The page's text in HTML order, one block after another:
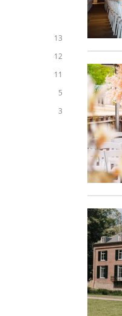
13
12
11
5
3